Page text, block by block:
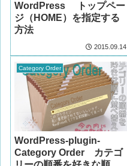
WordPress トップペー
ジ（HOME）を指定する
方法
2015.09.14
Category Order
WordPress-plugin-
Category Order カテゴ